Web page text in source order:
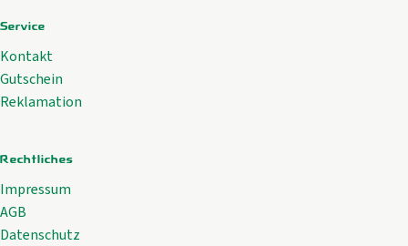
Service
Kontakt
Gutschein
Reklamation
Rechtliches
Impressum
AGB
Datenschutz